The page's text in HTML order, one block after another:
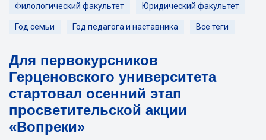
Филологический факультет Юридический факультет
Год семьи Год педагога и наставника Все теги
Для первокурсников
Герценовского университета
стартовал осенний этап
просветительской акции
«Вопреки»